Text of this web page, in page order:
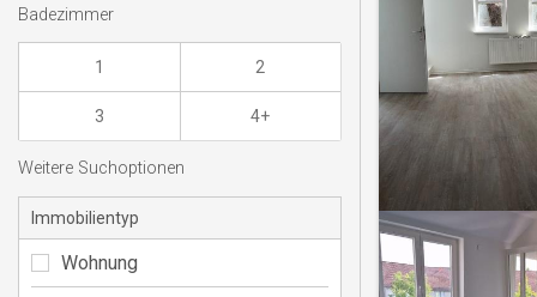
Badezimmer
1 2
3 4+
Weitere Suchoptionen
Immobilientyp
Wohnung